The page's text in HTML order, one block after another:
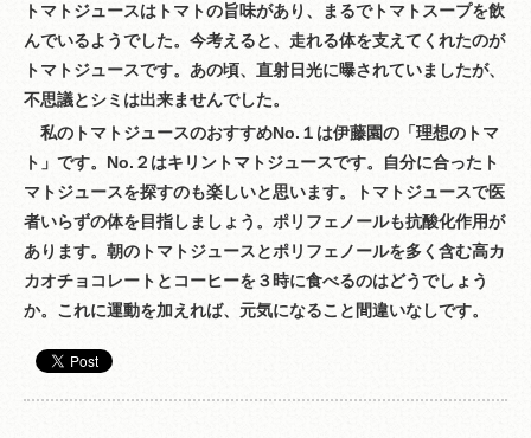
トマトジュースはトマトの旨味があり、まるでトマトスープを飲
んでいるようでした。今考えると、走れる体を支えてくれたのが
トマトジュースです。あの頃、直射日光に曝されていましたが、
不思議とシミは出来ませんでした。
私のトマトジュースのおすすめNo.１は伊藤園の「理想のトマ
ト」です。No.２はキリントマトジュースです。自分に合ったト
マトジュースを探すのも楽しいと思います。トマトジュースで医
者いらずの体を目指しましょう。ポリフェノールも抗酸化作用が
あります。朝のトマトジュースとポリフェノールを多く含む高カ
カオチョコレートとコーヒーを３時に食べるのはどうでしょう
か。これに運動を加えれば、元気になること間違いなしです。